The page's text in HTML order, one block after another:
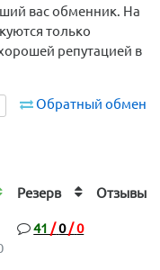
вас обменник. На
только
репутацией в
Обратный обмен
Резерв
41/0/0